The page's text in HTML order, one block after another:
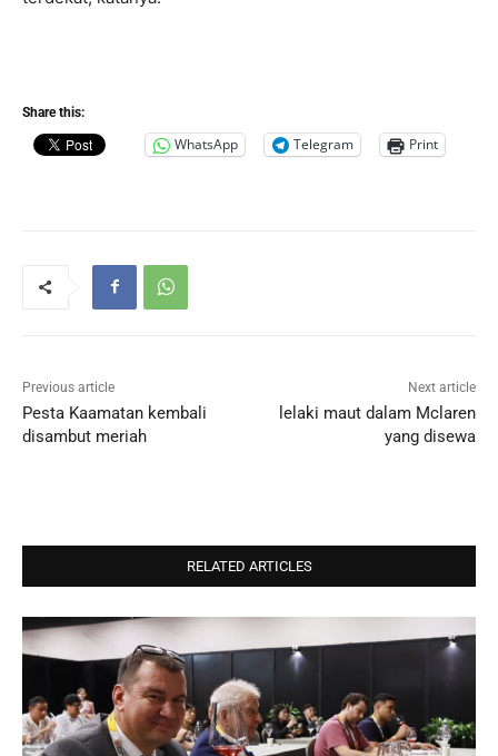
Share this:
WhatsApp Telegram Print
Previous article
Pesta Kaamatan kembali
disambut meriah
Next article
lelaki maut dalam Mclaren
yang disewa
RELATED ARTICLES